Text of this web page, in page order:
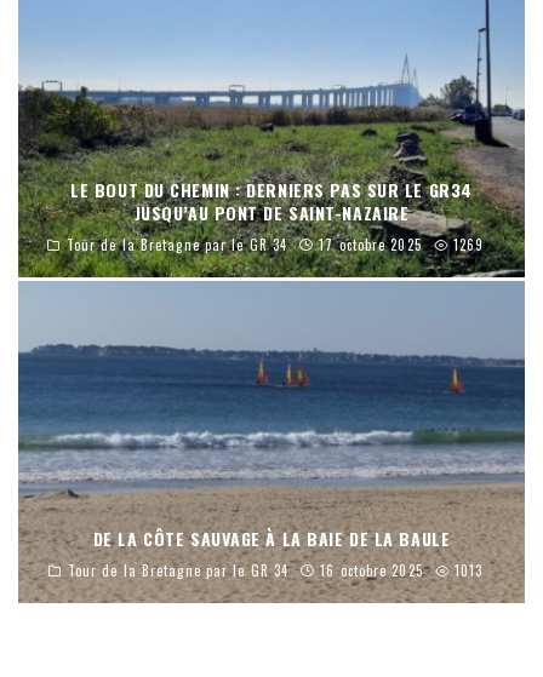
LE BOUT DU CHEMIN : DERNIERS PAS SUR LE GR34
JUSQU’AU PONT DE SAINT-NAZAIRE
Tour de la Bretagne par le GR 34 17 octobre 2025 1269
DE LA CÔTE SAUVAGE À LA BAIE DE LA BAULE
Tour de la Bretagne par le GR 34 16 octobre 2025 1013